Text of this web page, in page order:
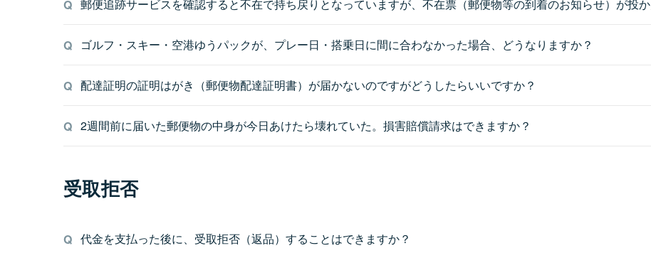
郵便追跡サービスを確認すると不在で持ち戻りとなっていますが、不在票（郵便物等の到着のお知らせ）が投
ゴルフ・スキー・空港ゆうパックが、プレー日・搭乗日に間に合わなかった場合、どうなりますか？
配達証明の証明はがき（郵便物配達証明書）が届かないのですがどうしたらいいですか？
2週間前に届いた郵便物の中身が今日あけたら壊れていた。損害賠償請求はできますか？
受取拒否
代金を支払った後に、受取拒否（返品）することはできますか？